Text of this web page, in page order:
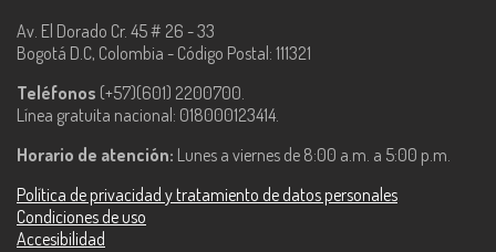
Av. El Dorado Cr. 45 # 26 - 33
Bogotá D.C, Colombia - Código Postal: 111321
Teléfonos (+57)(601) 2200700.
Línea gratuita nacional: 018000123414.
Horario de atención: Lunes a viernes de 8:00 a.m. a 5:00 p.m.
Política de privacidad y tratamiento de datos personales
Condiciones de uso
Accesibilidad